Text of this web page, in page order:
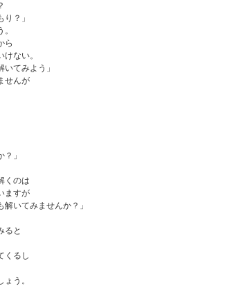
？」
ら
ない。
てみよう」
せんが
」
くのは
ますが
解いてみませんか？」
ると
くるし
う。